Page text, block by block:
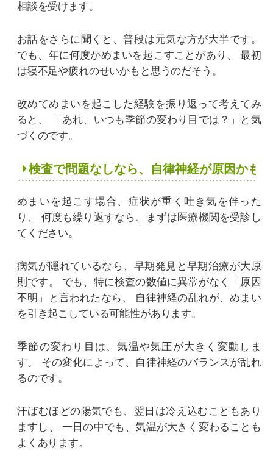
相談を受けます。
お話をさらに聞くと、普段は元気な方が大半です。
でも、年に何度かめまいを起こすことがあり、
最初
は寝不足や疲れのせいかもと思うのだそう。
改めてめまいを起こした経験を振り返って考えてみ
ると、
「あれ、いつも季節の変わり目では？」と気
づくのです。
検査で問題なしなら、自律神経が原因かも？
めまいを起こす場合、症状が重く吐き気を伴った
り、
何度も繰り返すなら、まずは医療機関を受診し
てください。
病気が隠れているなら、早期発見と早期治療が大原
則です。
でも、特に検査の数値に異常がなく「原因
不明」と言われたなら、
自律神経の乱れが、めまい
を引き起こしている可能性があります。
季節の変わり目は、気温や気圧が大きく変動しま
す。
その変化によって、自律神経のバランスが乱れ
るのです。
汗ばむほどの陽気でも、翌日は冷え込むこともあり
ますし、
一日の中でも、気温が大きく変わることも
よくあります。